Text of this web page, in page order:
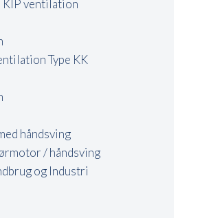
KIP ventilation
Type KK
håndsving
/ håndsving
og Industri